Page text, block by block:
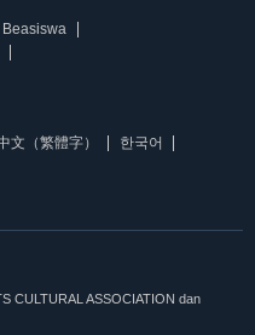
Beasiswa
文（繁體字）
한국어
CULTURAL ASSOCIATION dan